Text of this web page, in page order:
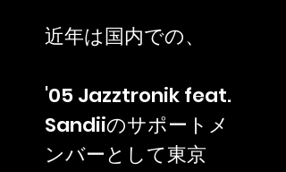
近年は国内での、
'05 Jazztronik feat.
Sandiiのサポートメ
ンバーとして東京